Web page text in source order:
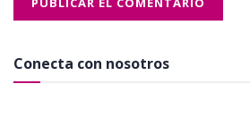
Conecta con nosotros